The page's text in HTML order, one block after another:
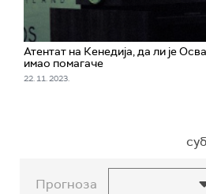
Атентат на Кенедија, да ли је
имао помагаче
22. 11. 2023.
Прогноза